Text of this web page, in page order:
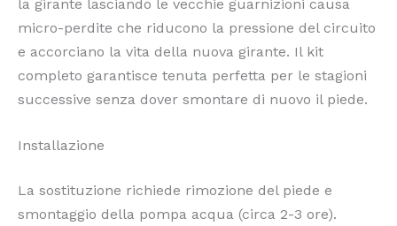
la girante lasciando le vecchie guarnizioni causa
micro-perdite che riducono la pressione del circuito
e accorciano la vita della nuova girante. Il kit
completo garantisce tenuta perfetta per le stagioni
successive senza dover smontare di nuovo il piede.
Installazione
La sostituzione richiede rimozione del piede e
smontaggio della pompa acqua (circa 2-3 ore).